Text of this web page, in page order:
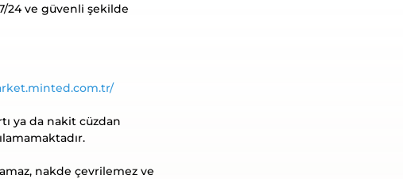
7/24 ve güvenli şekilde
ya da nakit cüzdan
nakde çevrilemez ve